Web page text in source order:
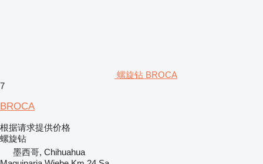
螺旋钻 BROCA
7
BROCA
根据请求提供价格
螺旋钻
墨西哥, Chihuahua